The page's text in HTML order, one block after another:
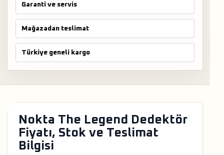
Garanti ve servis
Mağazadan teslimat
Türkiye geneli kargo
Nokta The Legend Dedektör
Fiyatı, Stok ve Teslimat
Bilgisi